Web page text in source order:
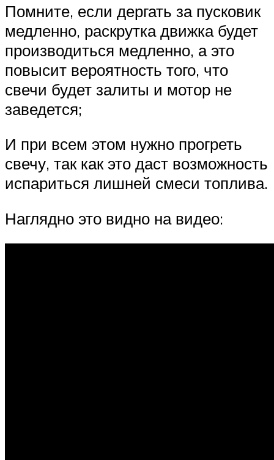
Помните, если дергать за пусковик
медленно, раскрутка движка будет
производиться медленно, а это
повысит вероятность того, что
свечи будет залиты и мотор не
заведется;
И при всем этом нужно прогреть
свечу, так как это даст возможность
испариться лишней смеси топлива.
Наглядно это видно на видео: